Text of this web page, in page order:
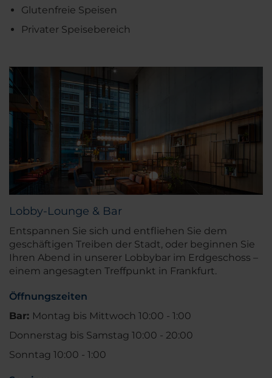
Glutenfreie Speisen
Privater Speisebereich
Lobby-Lounge & Bar
Entspannen Sie sich und entfliehen Sie dem
geschäftigen Treiben der Stadt, oder beginnen Sie
Ihren Abend in unserer Lobbybar im Erdgeschoss –
einem angesagten Treffpunkt in Frankfurt.
Öffnungszeiten
Bar: Montag bis Mittwoch 10:00 - 1:00
Donnerstag bis Samstag 10:00 - 20:00
Sonntag 10:00 - 1:00